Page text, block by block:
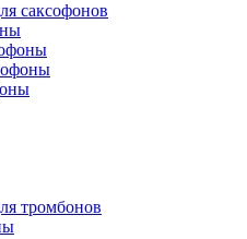
саксофонов
тромбонов